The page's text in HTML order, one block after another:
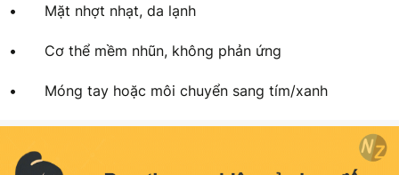
• Mặt nhợt nhạt, da lạnh
• Cơ thể mềm nhũn, không phản ứng
• Móng tay hoặc môi chuyển sang tím/xanh